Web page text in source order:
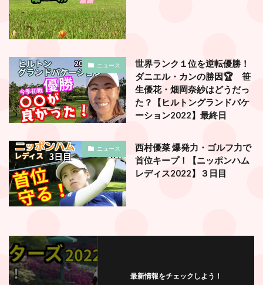
ニュース
世界ランク１位を逆転優勝！
ダニエル・カンの勝因🏆 笹
生優花・畑岡奈紗はどうだっ
た？【ヒルトングランドバケ
ーション2022】最終日
ニュース
西村優菜 爆発力・ゴルフ力で
首位キープ！【ニッポンハム
レディス2022】３日目
最新情報をチェックしよう！